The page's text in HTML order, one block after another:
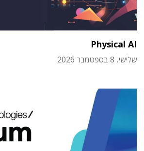
Physical AI
שלישי, 8 בספטמבר 2026